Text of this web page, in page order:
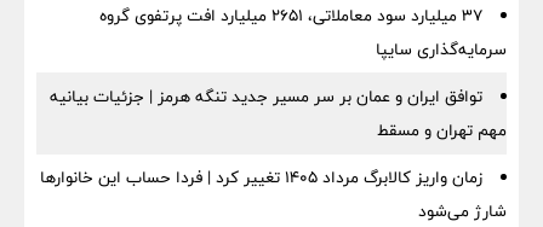
۳۷ میلیارد سود معاملاتی، ۲۶۵۱ میلیارد افت پرتفوی گروه
سرمایه‌گذاری سایپا
توافق ایران و عمان بر سر مسیر جدید تنگه هرمز | جزئیات بیانیه
مهم تهران و مسقط
زمان واریز کالابرگ مرداد ۱۴۰۵ تغییر کرد | فردا حساب این خانوارها
شارژ می‌شود